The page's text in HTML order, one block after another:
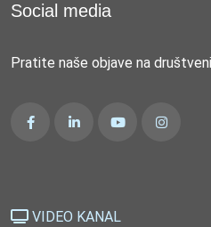
Social media
Pratite naše objave na
VIDEO KANAL